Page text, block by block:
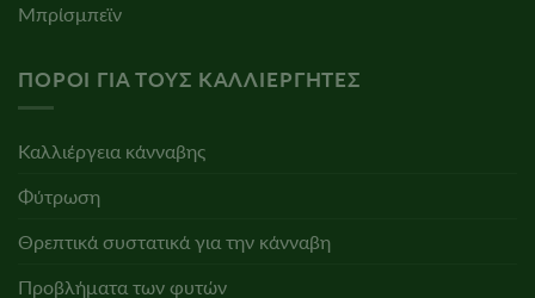
Μπρίσμπεϊν
ΠΌΡΟΙ ΓΙΑ ΤΟΥΣ ΚΑΛΛΙΕΡΓΗΤΈΣ
Καλλιέργεια κάνναβης
Φύτρωση
Θρεπτικά συστατικά για την κάνναβη
Προβλήματα των φυτών